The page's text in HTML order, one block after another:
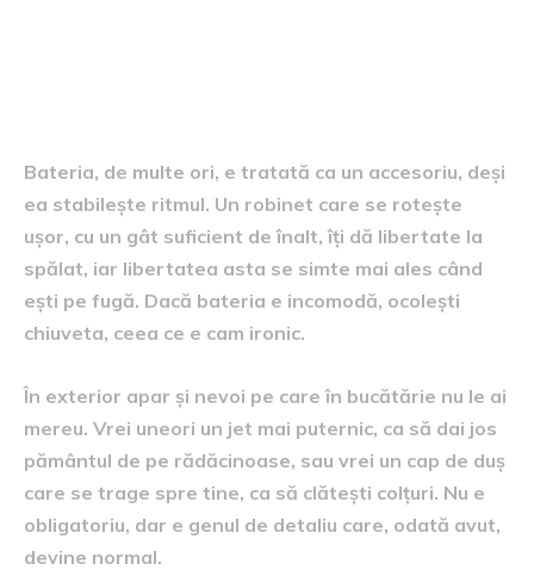
Bateria, de multe ori, e tratată ca un accesoriu, deși
ea stabilește ritmul. Un robinet care se rotește
ușor, cu un gât suficient de înalt, îți dă libertate la
spălat, iar libertatea asta se simte mai ales când
ești pe fugă. Dacă bateria e incomodă, ocolești
chiuveta, ceea ce e cam ironic.
În exterior apar și nevoi pe care în bucătărie nu le ai
mereu. Vrei uneori un jet mai puternic, ca să dai jos
pământul de pe rădăcinoase, sau vrei un cap de duș
care se trage spre tine, ca să clătești colțuri. Nu e
obligatoriu, dar e genul de detaliu care, odată avut,
devine normal.